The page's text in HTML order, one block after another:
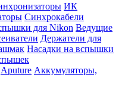
ИК
Синхрокабели
для Nikon Ведущие
Держатели для
Насадки на вспышки
Aputure Аккумуляторы,